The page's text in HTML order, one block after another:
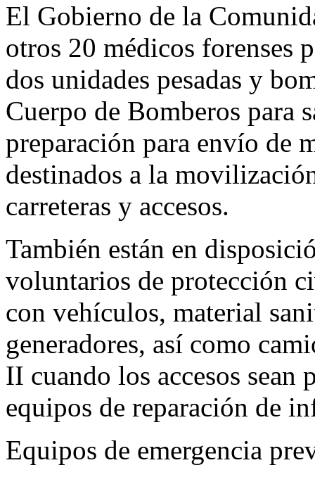
El Gobierno de la
otros 20 médicos forenses
dos unidades pesadas y
Cuerpo de Bomberos para
preparación para envío de
destinados a la
carreteras y accesos.
También están en
voluntarios de protección
con vehículos, material
generadores, así como
II cuando los accesos sean
equipos de reparación de
Equipos de emergencia